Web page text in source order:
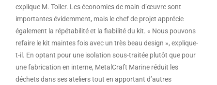
explique M. Toller. Les économies de main-d’œuvre sont
importantes évidemment, mais le chef de projet apprécie
également la répétabilité et la fiabilité du kit. « Nous pouvons
refaire le kit maintes fois avec un très beau design », explique-
t-il. En optant pour une isolation sous-traitée plutôt que pour
une fabrication en interne, MetalCraft Marine réduit les
déchets dans ses ateliers tout en apportant d’autres